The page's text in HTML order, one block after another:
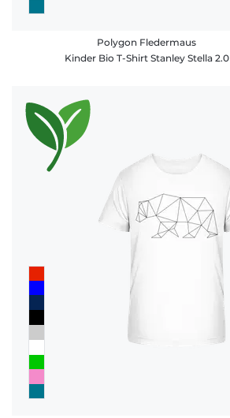
Polygon Fledermaus
Kinder Bio T-Shirt Stanley Stella 2.0